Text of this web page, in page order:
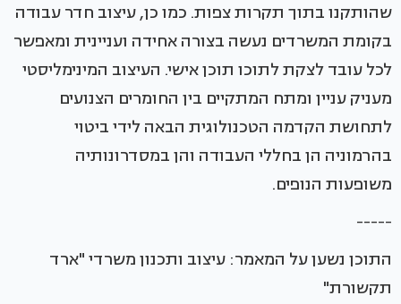
שהותקנו בתוך תקרות צפות. כמו כן, עיצוב חדר עבודה
בקומת המשרדים נעשה בצורה אחידה ועניינית ומאפשר
לכל עובד לצקת לתוכו תוכן אישי. העיצוב המינימליסטי
מעניק עניין ומתח המתקיים בין החומרים הצנועים
לתחושת הקדמה הטכנולוגית הבאה לידי ביטוי
בהרמוניה הן בחללי העבודה והן במסדרונותיה
משופעות הנופים.
-----
התוכן נשען על המאמר: עיצוב ותכנון משרדי "ארד
תקשורת"